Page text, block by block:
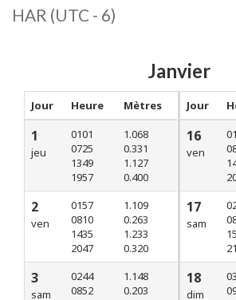
HAR (UTC - 6)
Janvier
Jour Heure Mètres
1
jeu
0101
0725
1349
1957
1.068
0.331
1.127
0.400
2
ven
0157
0810
1435
2047
1.109
0.263
1.233
0.320
3
sam
0244
0852
1.148
0.203
Jour
16
ven
17
sam
18
dim